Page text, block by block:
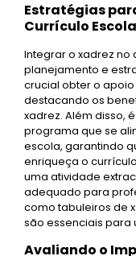
Estratégias
Currículo
Integrar o xadrez
planejamento e
crucial obter o
destacando os
xadrez. Além disso,
programa que se
escola, garantindo
enriqueça o
uma atividade
adequado para
como tabuleiros de
são essenciais
Avaliando o